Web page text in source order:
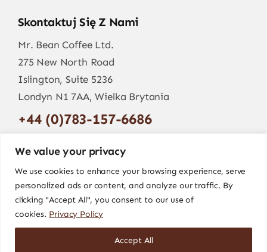
We value your privacy
We use cookies to enhance your browsing experience, serve
personalized ads or content, and analyze our traffic. By
clicking "Accept All", you consent to our use of
cookies. Privacy Policy
Accept All
Skontaktuj Się Z Nami
Mr. Bean Coffee Ltd.
275 New North Road
Islington, Suite 5236
Londyn N1 7AA, Wielka Brytania
+44 (0)783-157-6686